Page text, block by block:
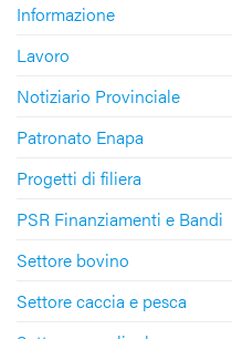
Informazione
Lavoro
Notiziario Provinciale
Patronato Enapa
Progetti di filiera
PSR Finanziamenti e Bandi
Settore bovino
Settore caccia e pesca